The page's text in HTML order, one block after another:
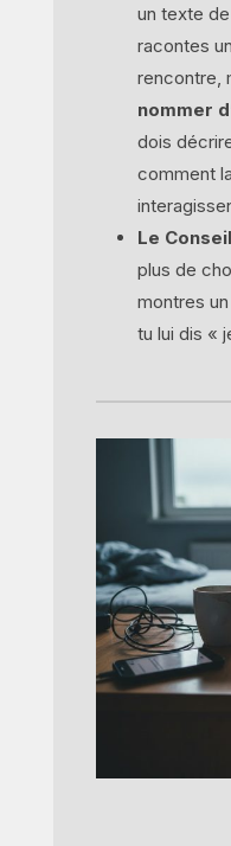
un texte
racontes
rencontre,
nommer
dois
comment
Le
plus de
montres
tu lui dis «